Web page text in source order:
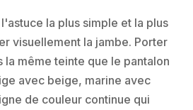
la plus simple et la plus
visuellement la jambe. Porter
la même teinte que le pantalon
avec beige, marine avec
de couleur continue qui